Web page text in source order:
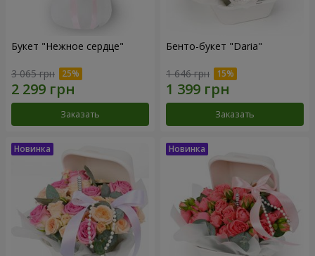
Букет "Нежное сердце"
3 065 грн
Заказать
Бенто-букет "Daria"
1 646 грн
Заказать